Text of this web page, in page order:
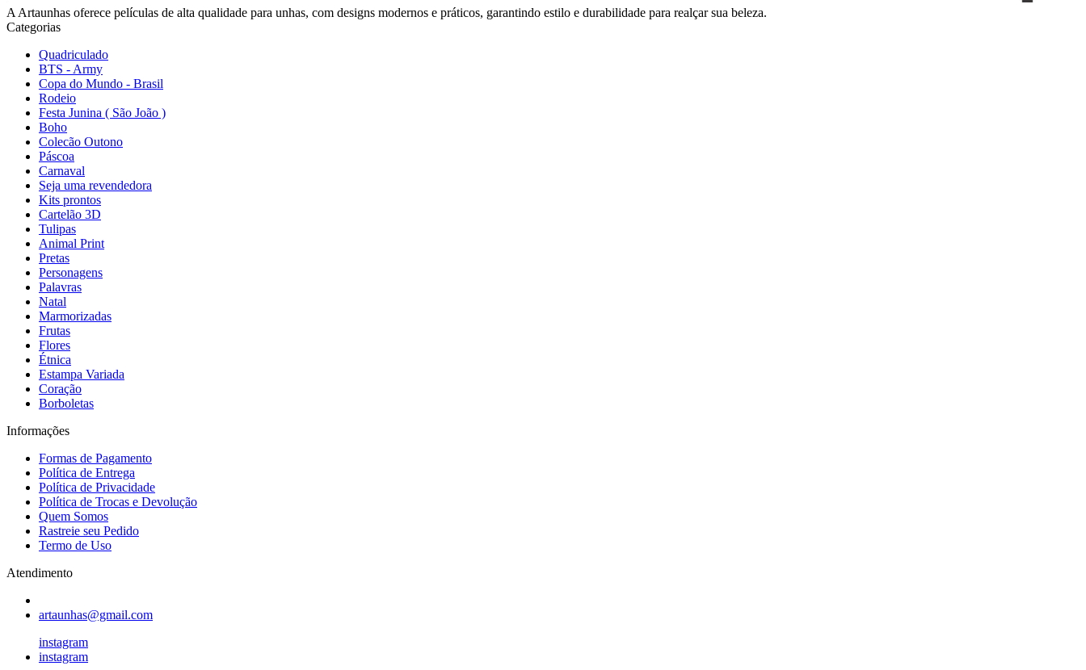
A Artaunhas oferece películas de alta qualidade para unhas, com designs modernos e práticos, garantindo estilo e durabilidade para realçar sua beleza.
Categorias
Quadriculado
BTS - Army
Copa do Mundo - Brasil
Rodeio
Festa Junina ( São João )
Boho
Colecão Outono
Páscoa
Carnaval
Seja uma revendedora
Kits prontos
Cartelão 3D
Tulipas
Animal Print
Pretas
Personagens
Palavras
Natal
Marmorizadas
Frutas
Flores
Étnica
Estampa Variada
Coração
Borboletas
Informações
Formas de Pagamento
Política de Entrega
Política de Privacidade
Política de Trocas e Devolução
Quem Somos
Rastreie seu Pedido
Termo de Uso
Atendimento
artaunhas@gmail.com
instagram
instagram